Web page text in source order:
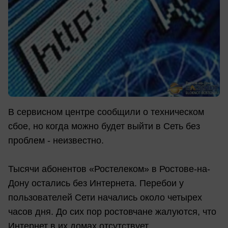
В сервисном центре сообщили о техническом
сбое, но когда можно будет выйти в Сеть без
проблем - неизвестно.
Тысячи абонентов «Ростелеком» в Ростове-на-
Дону остались без Интернета. Перебои у
пользователей Сети начались около четырех
часов дня. До сих пор ростовчане жалуются, что